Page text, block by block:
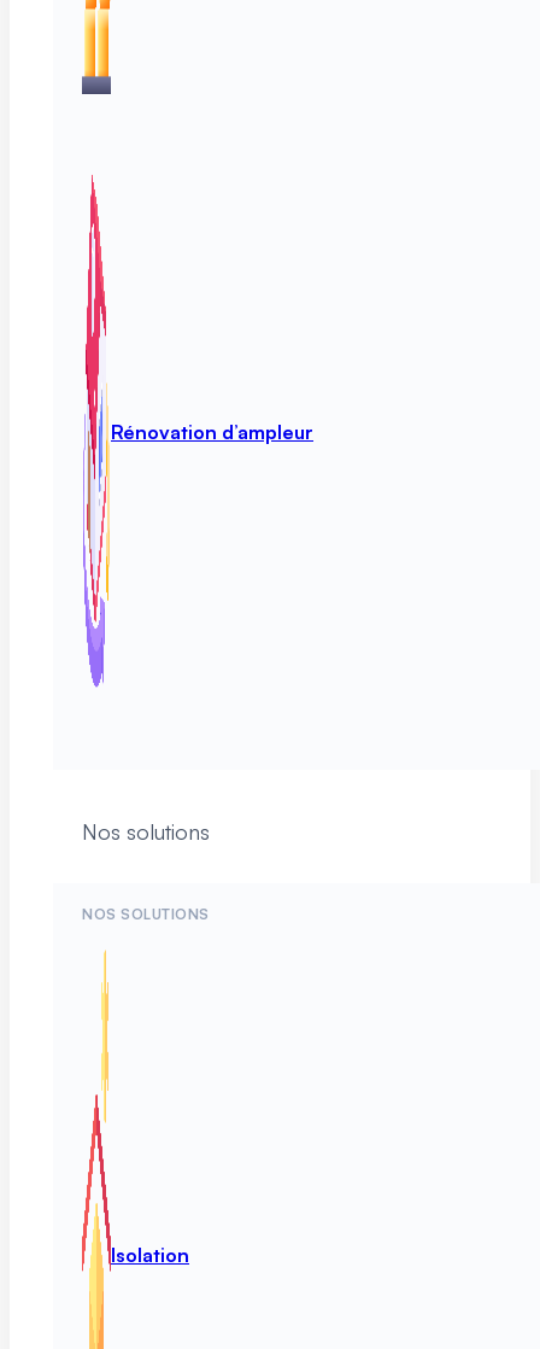
Rénovation d’ampleur
Nos solutions
NOS SOLUTIONS
Isolation